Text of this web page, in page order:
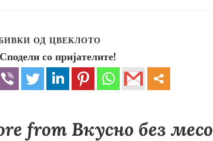
ОД ЦВЕКЛОТО
Сподели со пријателите!
from Вкусно без месо